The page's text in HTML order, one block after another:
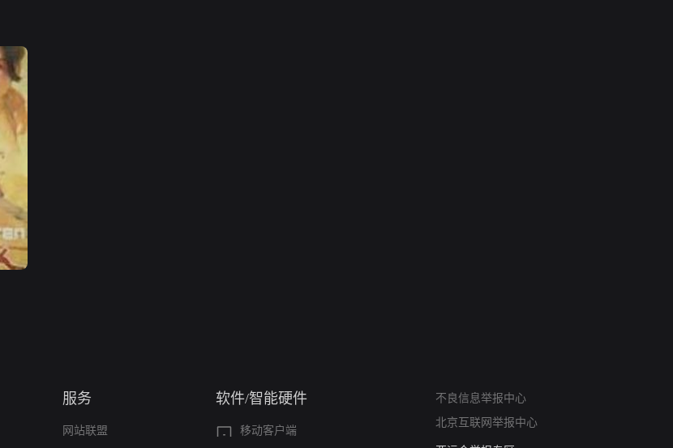
服务
网站联盟
软件/智能硬件
移动客户端
不良信息举报中心
北京互联网举报中心
算法推荐专项举报